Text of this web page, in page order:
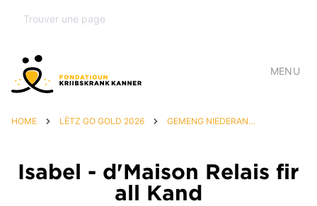
MENU
HOME LËTZ GO GOLD 2026 GEMENG NIEDERANVEN
Isabel - d'Maison Relais fir
all Kand